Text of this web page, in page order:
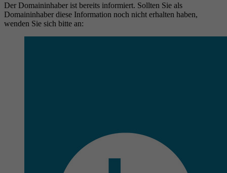
Der Domaininhaber ist bereits informiert. Sollten Sie als
Domaininhaber diese Information noch nicht erhalten haben,
wenden Sie sich bitte an: